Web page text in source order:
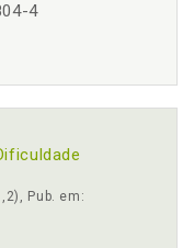
4
Pub. em: